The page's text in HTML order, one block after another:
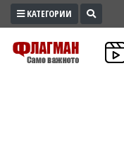
ПРОМО
ЗОНА
КАТЕГОРИИ